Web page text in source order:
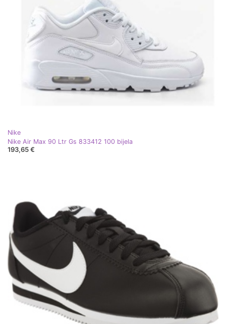
Nike
Nike Air Max 90 Ltr Gs 833412 100 bijela
193,65 €